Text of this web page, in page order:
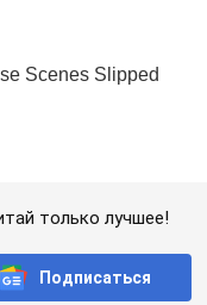
только лучшее!
Подписаться